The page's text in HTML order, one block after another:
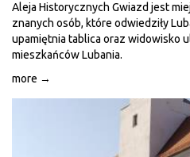
Aleja Historycznych Gwiazd jest
znanych osób, które odwiedziły
upamiętnia tablica oraz widowisko
mieszkańców Lubania.
more →